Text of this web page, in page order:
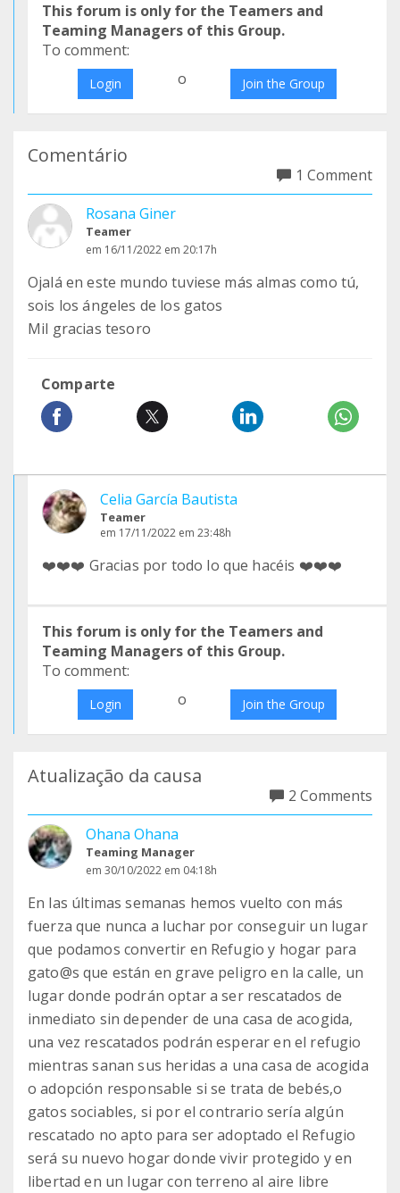
This forum is only for the Teamers and
Teaming Managers of this Group.
To comment:
Login o Join the Group
Comentário
1 Comment
Rosana Giner
Teamer
em 16/11/2022 em 20:17h
Ojalá en este mundo tuviese más almas como tú,
sois los ángeles de los gatos
Mil gracias tesoro
Comparte
Celia García Bautista
Teamer
em 17/11/2022 em 23:48h
❤️❤️❤️ Gracias por todo lo que hacéis ❤️❤️❤️
This forum is only for the Teamers and
Teaming Managers of this Group.
To comment:
Login o Join the Group
Atualização da causa
2 Comments
Ohana Ohana
Teaming Manager
em 30/10/2022 em 04:18h
En las últimas semanas hemos vuelto con más
fuerza que nunca a luchar por conseguir un lugar
que podamos convertir en Refugio y hogar para
gato@s que están en grave peligro en la calle, un
lugar donde podrán optar a ser rescatados de
inmediato sin depender de una casa de acogida,
una vez rescatados podrán esperar en el refugio
mientras sanan sus heridas a una casa de acogida
o adopción responsable si se trata de bebés,o
gatos sociables, si por el contrario sería algún
rescatado no apto para ser adoptado el Refugio
será su nuevo hogar donde vivir protegido y en
libertad en un lugar con terreno al aire libre